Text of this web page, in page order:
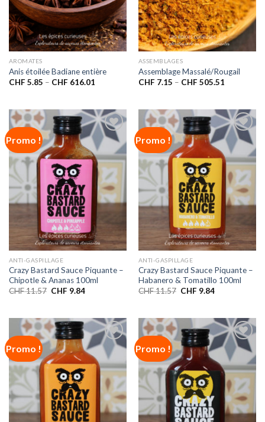
AROMATES
Anis étoilée Badiane entière
CHF 5.85 – CHF 616.01
ASSEMBLAGES
Assemblage Massalé/Rougail
CHF 7.15 – CHF 505.51
Promo !
Ajouter
à la liste
de
souhaits
ANTI-GASPILLAGE
Crazy Bastard Sauce Piquante –
Chipotle & Ananas 100ml
CHF11.57 CHF 9.84
Promo !
Ajouter
à la liste
souhaits
ANTI-GASPILLAGE
Crazy Bastard Sauce Piquante –
Habanero & Tomatillo 100ml
CHF11.57 CHF 9.84
Promo !
Ajouter
à la liste
de
souhaits
Promo !
Ajouter
à la liste
de
souhaits